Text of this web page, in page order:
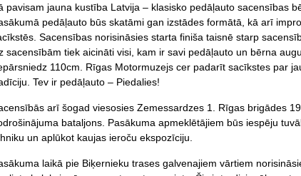
pavisam jauna kustība Latvija – klasisko pedāļauto sacensības
pedāļauto būs skatāmi gan izstādes formātā, kā arī
Sacensības norisināsies starta finiša taisnē starp
sacensībām tiek aicināti visi, kam ir savi pedāļauto un bērna
110cm. Rīgas Motormuzejs cer padarīt sacīkstes par
Tev ir pedāļauto – Piedalies!
arī šogad viesosies Zemessardzes 1. Rīgas brigādes
bataljons. Pasākuma apmeklētājiem būs iespēju
un aplūkot kaujas ieroču ekspozīciju.
laikā pie Biķernieku trases galvenajiem vārtiem